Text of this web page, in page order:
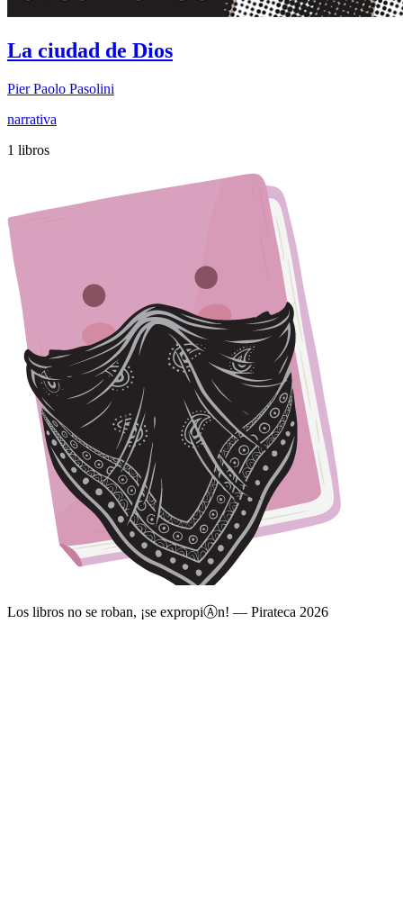
La ciudad de Dios
Pier Paolo Pasolini
narrativa
1 libros
Los libros no se roban, ¡se expropiⒶn! — Pirateca 2026